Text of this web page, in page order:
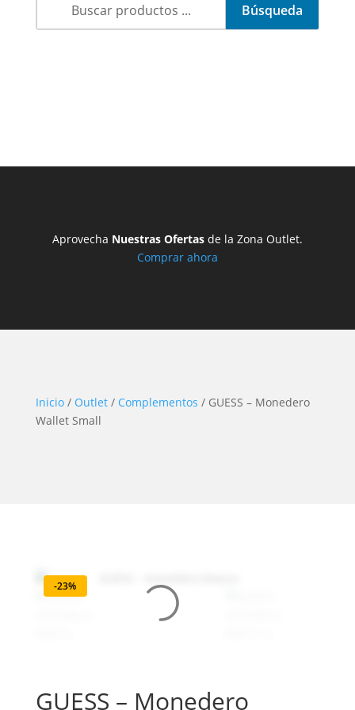
Aprovecha Nuestras Ofertasde la Zona Outlet.
Comprar ahora
Inicio/ Outlet/ Complementos / GUESS – Monedero
Wallet Small
-23%
GUESS – Monedero